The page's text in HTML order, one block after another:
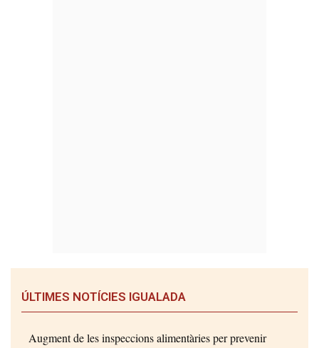
ÚLTIMES NOTÍCIES IGUALADA
Augment de les inspeccions alimentàries per prevenir